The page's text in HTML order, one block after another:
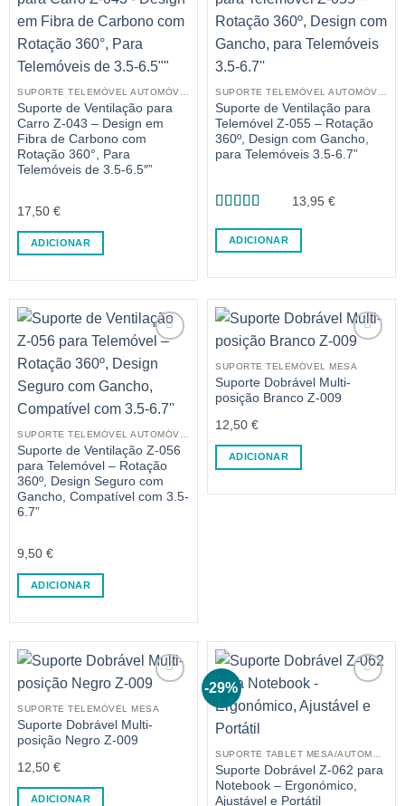
SUPORTE TELEMÓVEL AUTOMÓVEL
Suporte de Ventilação para
Carro Z-043 – Design em
Fibra de Carbono com
Rotação 360°, Para
Telemóveis de 3.5-6.5″”
17,50 €
ADICIONAR
SUPORTE TELEMÓVEL AUTOMÓVEL
Suporte de Ventilação para
Telemóvel Z-055 – Rotação
360º, Design com Gancho,
para Telemóveis 3.5-6.7”
4.5de 5
13,95 €
ADICIONAR
SUPORTE TELEMÓVEL AUTOMÓVEL
Suporte de Ventilação Z-056
para Telemóvel – Rotação
360º, Design Seguro com
Gancho, Compatível com 3.5-
6.7”
9,50 €
ADICIONAR
SUPORTE TELEMÓVEL MESA
Suporte Dobrável Multi-
posição Branco Z-009
12,50 €
ADICIONAR
SUPORTE TELEMÓVEL MESA
Suporte Dobrável Multi-
posição Negro Z-009
12,50 €
ADICIONAR
-29%
Suporte Dobrável Z-062 para
Notebook – Ergonómico,
Ajustável e Portátil